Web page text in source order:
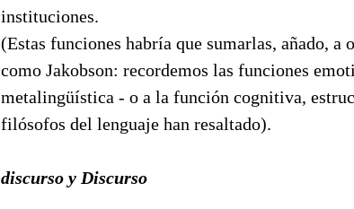
instituciones.
(Estas funciones habría que sumarlas, añado,
como Jakobson: recordemos las funciones
metalingüística - o a la función cognitiva,
filósofos del lenguaje han resaltado).
discurso y Discurso